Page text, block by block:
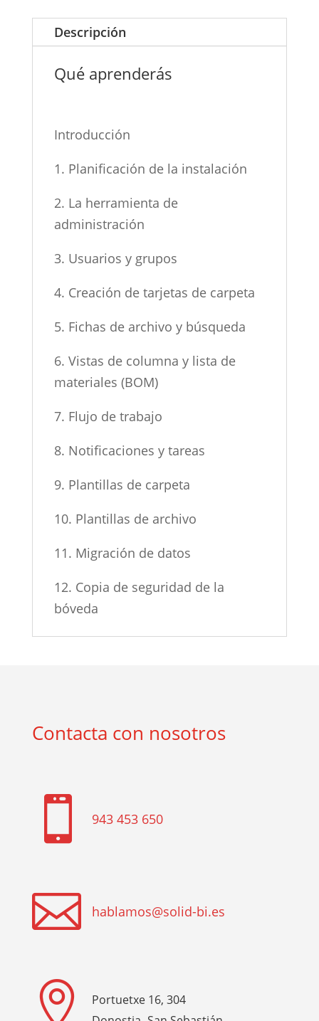
cantidad
Descripción
Qué aprenderás
Introducción
1. Planificación de la instalación
2. La herramienta de
administración
3. Usuarios y grupos
4. Creación de tarjetas de carpeta
5. Fichas de archivo y búsqueda
6. Vistas de columna y lista de
materiales (BOM)
7. Flujo de trabajo
8. Notificaciones y tareas
9. Plantillas de carpeta
10. Plantillas de archivo
11. Migración de datos
12. Copia de seguridad de la
bóveda
Contacta con nosotros
 943 453 650
 hablamos@solid-bi.es

Portuetxe 16, 304